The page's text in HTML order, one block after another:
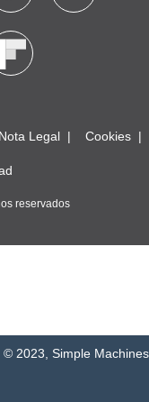
Nota Legal Cookies
reservados
© 2023 Simple Machines